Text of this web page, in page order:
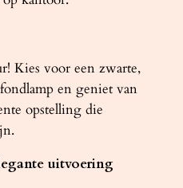
Kies voor een zwarte,
en geniet van
opstelling die
uitvoering